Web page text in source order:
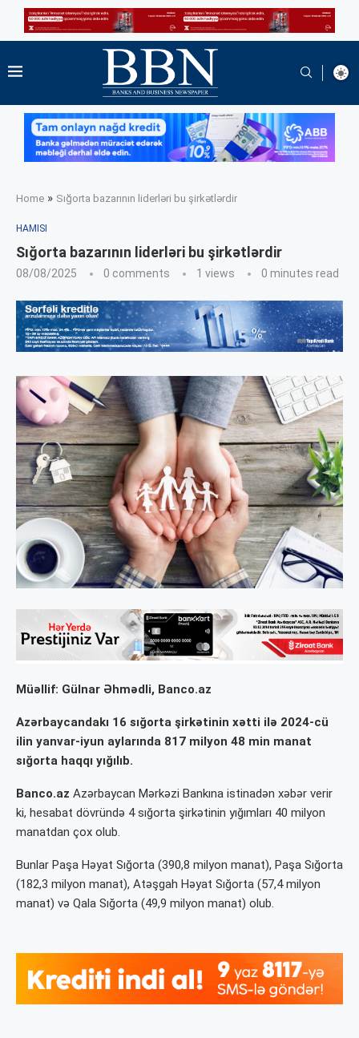
Home » Sığorta bazarının liderləri bu şirkətlərdir
HAMISI
Sığorta bazarının liderləri bu şirkətlərdir
08/08/2025 0 comments 1 views 0 minutes read
Müəllif: Gülnar Əhmədli, Banco.az
Azərbaycandakı 16 sığorta şirkətinin xətti ilə 2024-cü
ilin yanvar-iyun aylarında 817 milyon 48 min manat
sığorta haqqı yığılıb.
Banco.az Azərbaycan Mərkəzi Bankına istinadən xəbər verir
ki, hesabat dövründə 4 sığorta şirkətinin yığımları 40 milyon
manatdan çox olub.
Bunlar Paşa Həyat Sığorta (390,8 milyon manat), Paşa Sığorta
(182,3 milyon manat), Atəşgah Həyat Sığorta (57,4 milyon
manat) və Qala Sığorta (49,9 milyon manat) olub.